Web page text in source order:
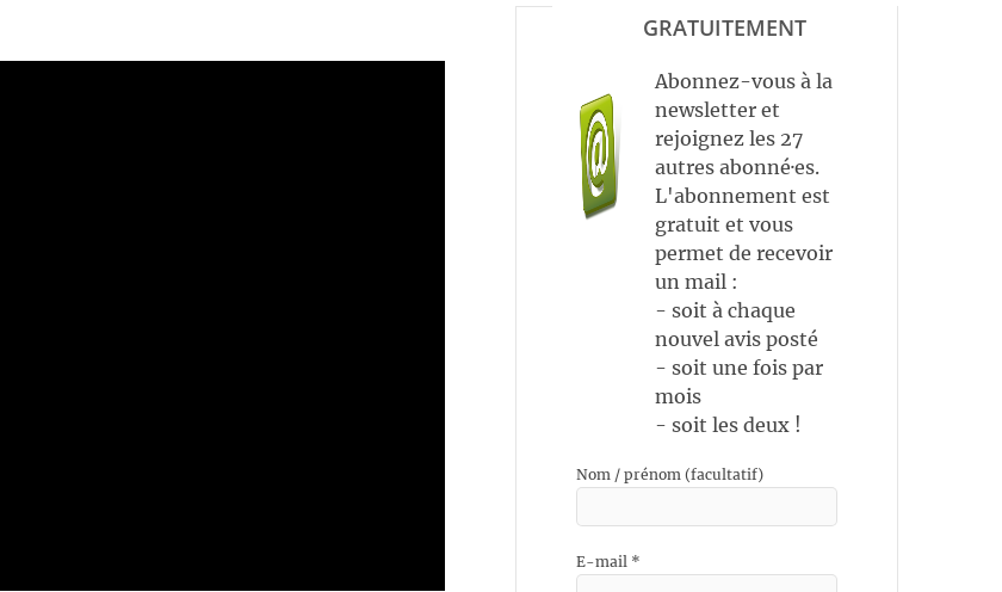
GRATUITEMENT
Abonnez-vous à la
newsletter et
rejoignez les 27
autres abonné·es.
L'abonnement est
gratuit et vous
permet de recevoir
un mail :
- soit à chaque
nouvel avis posté
- soit une fois par
mois
- soit les deux !
Nom / prénom (facultatif)
E-mail *